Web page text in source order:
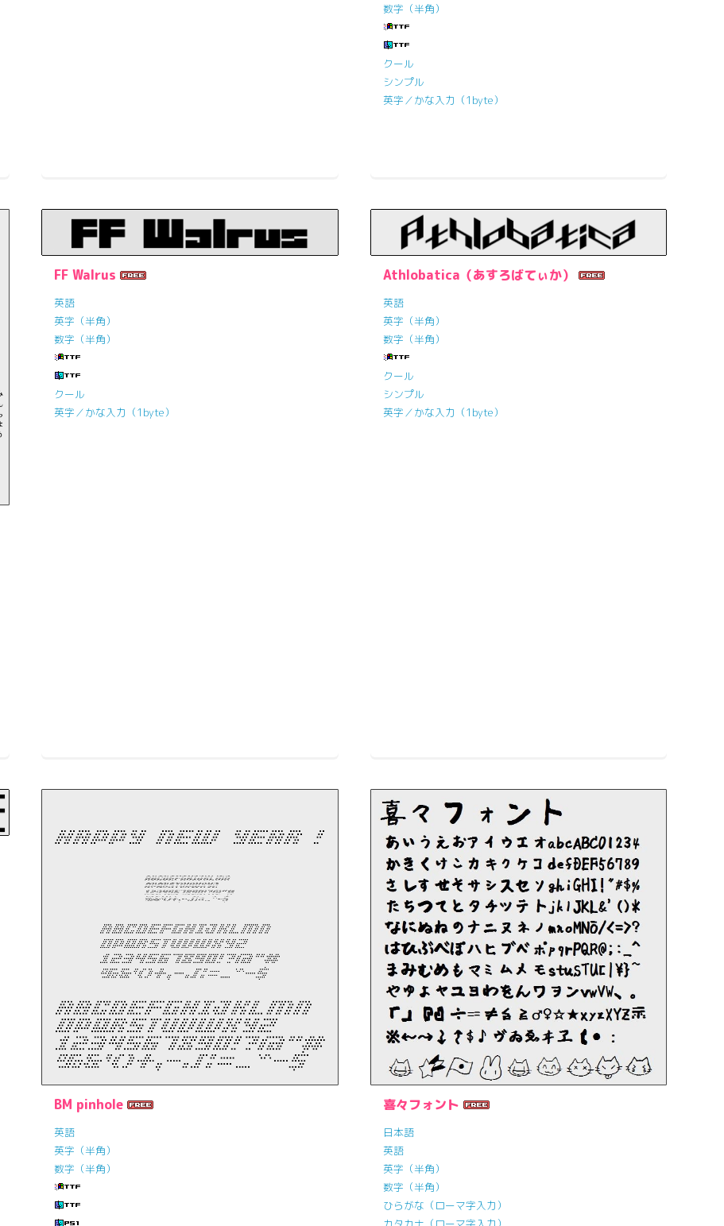
数字（半角）
クール
シンプル
英字／かな入力（1byte）
FF Walrus
英語
英字（半角）
数字（半角）
クール
英字／かな入力（1byte）
Athlobatica（あすろばてぃか）
英語
英字（半角）
数字（半角）
クール
シンプル
英字／かな入力（1byte）
BM pinhole
英語
英字（半角）
数字（半角）
喜々フォント
日本語
英語
英字（半角）
数字（半角）
ひらがな（ローマ字入力）